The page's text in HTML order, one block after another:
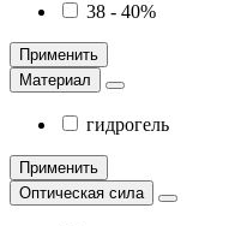
38 - 40%
Применить
Материал
гидрогель
Применить
Оптическая сила